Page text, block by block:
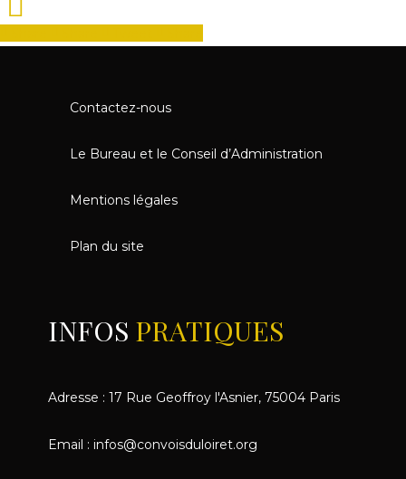
Contactez-nous
Le Bureau et le Conseil d’Administration
Mentions légales
Plan du site
INFOS PRATIQUES
Adresse : 17 Rue Geoffroy l'Asnier, 75004 Paris
Email : infos@convoisduloiret.org